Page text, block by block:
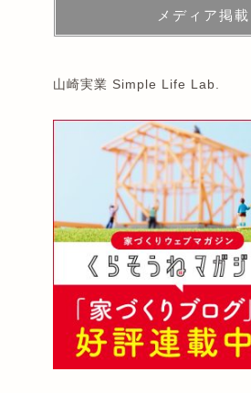
メディア掲載
山崎実業 Simple Life Lab.